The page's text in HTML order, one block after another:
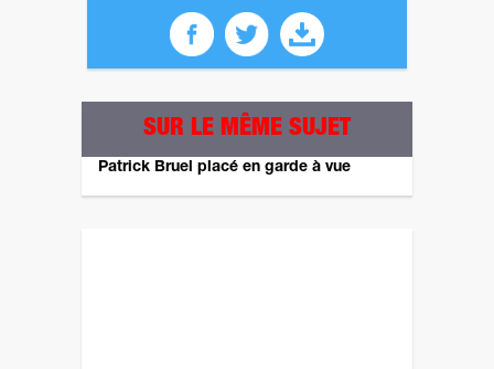
SUR LE MÊME SUJET
Patrick Bruel placé en garde à vue